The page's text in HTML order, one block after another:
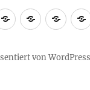
Termine
Links
von WordPress